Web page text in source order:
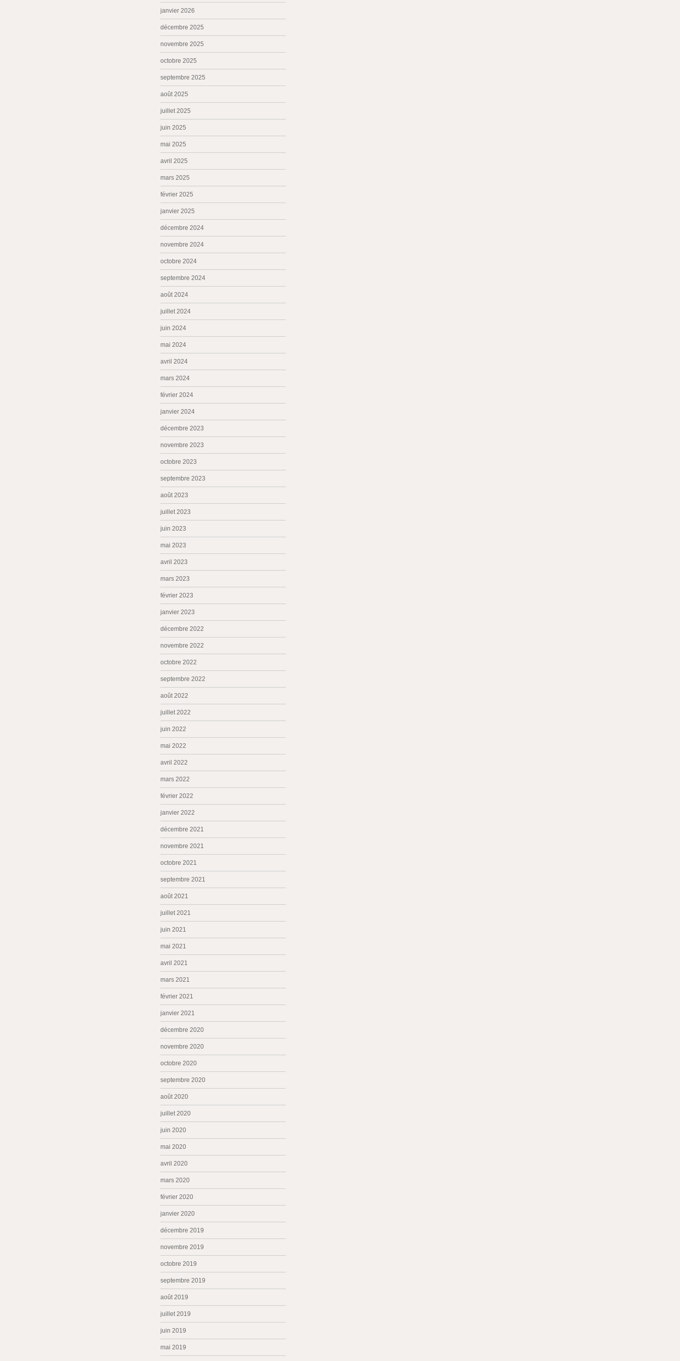
janvier 2026
décembre 2025
novembre 2025
octobre 2025
septembre 2025
août 2025
juillet 2025
juin 2025
mai 2025
avril 2025
mars 2025
février 2025
janvier 2025
décembre 2024
novembre 2024
octobre 2024
septembre 2024
août 2024
juillet 2024
juin 2024
mai 2024
avril 2024
mars 2024
février 2024
janvier 2024
décembre 2023
novembre 2023
octobre 2023
septembre 2023
août 2023
juillet 2023
juin 2023
mai 2023
avril 2023
mars 2023
février 2023
janvier 2023
décembre 2022
novembre 2022
octobre 2022
septembre 2022
août 2022
juillet 2022
juin 2022
mai 2022
avril 2022
mars 2022
février 2022
janvier 2022
décembre 2021
novembre 2021
octobre 2021
septembre 2021
août 2021
juillet 2021
juin 2021
mai 2021
avril 2021
mars 2021
février 2021
janvier 2021
décembre 2020
novembre 2020
octobre 2020
septembre 2020
août 2020
juillet 2020
juin 2020
mai 2020
avril 2020
mars 2020
février 2020
janvier 2020
décembre 2019
novembre 2019
octobre 2019
septembre 2019
août 2019
juillet 2019
juin 2019
mai 2019